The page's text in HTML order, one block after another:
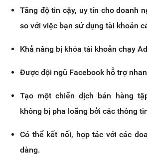
Tăng độ tin cậy, uy tín cho doanh
so với việc bạn sử dụng tài khoản
Khả năng bị khóa tài khoản chạy
Được đội ngũ Facebook hỗ trợ
Tạo một chiến dịch bán hàng
không bị pha loãng bởi các thông
Có thể kết nối, hợp tác với các
dàng.